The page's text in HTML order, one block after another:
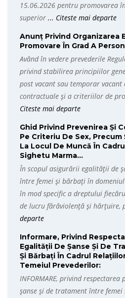
15.06.2026 pentru promovarea
superior ... Citeste mai departe
Anunț Privind Organizarea
Promovare În Grad A
Având în vedere prevederile
privind stabilirea principiilor
post vacant sau temporar
contractuale și a criteriilor de
Citeste mai departe
Ghid Privind Prevenirea Și
Pe Criteriu De Sex, Precum
La Locul De Muncă În
Sighetu Marma...
În scopul asigurării egalității de
între femei și bărbați în
în mod specific a dreptului
de lucru fărăviolență și hărțuire,
departe
Informare, Privind
Egalității De Șanse Și De
Și Bărbați În Cadrul
Temeiul Prevederilor:
INFORMARE, privind
șanse și de tratament între